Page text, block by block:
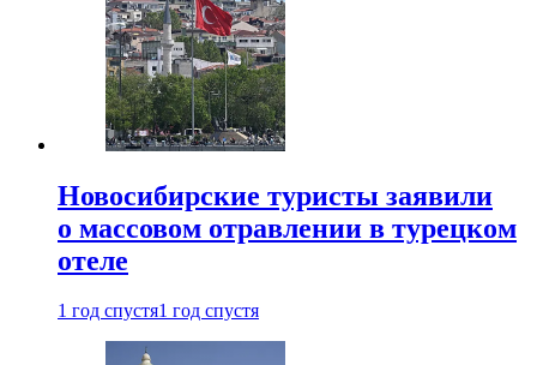
Новосибирские туристы заявили
о массовом отравлении в турецком
отеле
1 год спустя1 год спустя